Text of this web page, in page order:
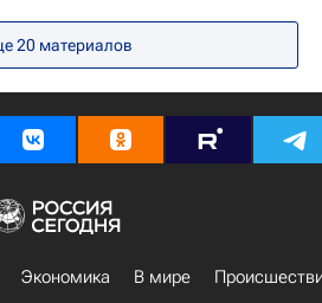
Африка
20 материалов
Экономика В мире